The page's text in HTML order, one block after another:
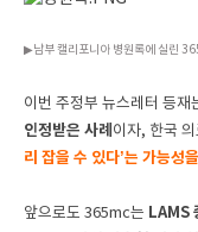
▶남부 캘리포니아 병원록에 실린
이번 주정부 뉴스레터 등재
인정받은 사례 이자, 한국
리 잡을 수 있다’는 가능성
앞으로도 365mc는 LAMS